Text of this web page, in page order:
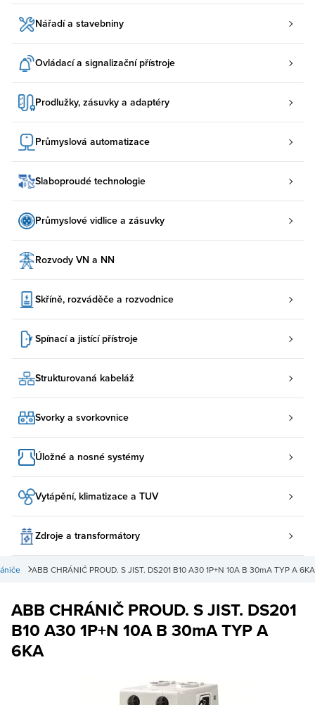
Nářadí a stavebniny
Ovládací a signalizační přístroje
Prodlužky, zásuvky a adaptéry
Průmyslová automatizace
Slaboproudé technologie
Průmyslové vidlice a zásuvky
Rozvody VN a NN
Skříně, rozváděče a rozvodnice
Spínací a jistící přístroje
Strukturovaná kabeláž
Svorky a svorkovnice
Úložné a nosné systémy
Vytápění, klimatizace a TUV
Zdroje a transformátory
ABB CHRÁNIČ PROUD. S JIST. DS201 B10 A30 1P+N 10A B 30mA TYP A 6KA
ABB CHRÁNIČ PROUD. S JIST. DS201
B10 A30 1P+N 10A B 30mA TYP A
6KA